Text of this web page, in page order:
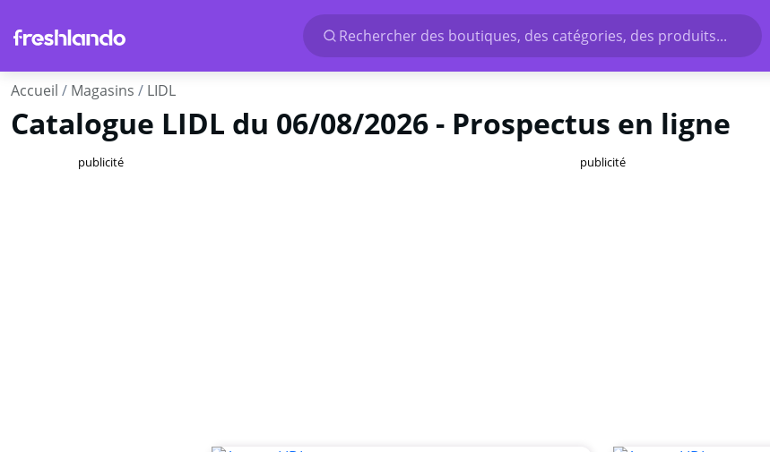
Rechercher des boutiques, des catégories, des produits...
Accueil Magasins LIDL
Catalogue LIDL du 06/08/2026 - Prospectus en ligne
publicité publicité